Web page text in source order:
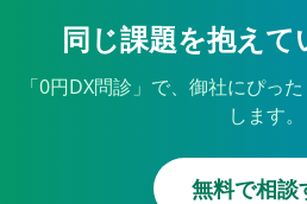
同じ課題を抱えて
「0円DX問診」で、御社にぴっ
します。
無料で相談